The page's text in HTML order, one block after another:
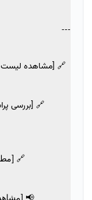
---
🔗 [مشاهده لیست
🔗 [بررسی
🔗
📢